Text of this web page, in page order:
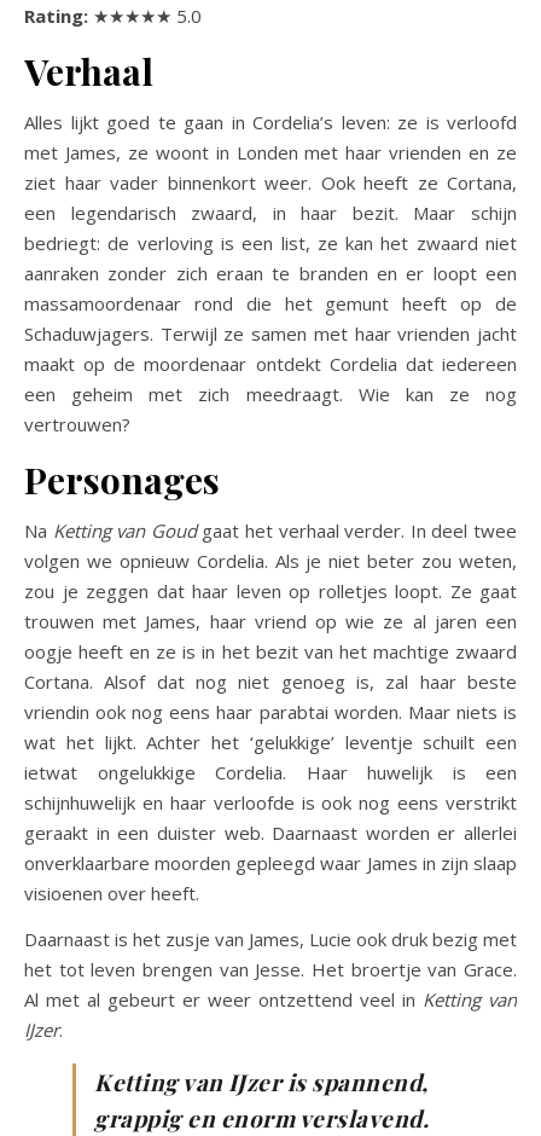
Rating: ★★★★★ 5.0
Verhaal
Alles lijkt goed te gaan in Cordelia’s leven: ze is verloofd
met James, ze woont in Londen met haar vrienden en ze
ziet haar vader binnenkort weer. Ook heeft ze Cortana,
een legendarisch zwaard, in haar bezit. Maar schijn
bedriegt: de verloving is een list, ze kan het zwaard niet
aanraken zonder zich eraan te branden en er loopt een
massamoordenaar rond die het gemunt heeft op de
Schaduwjagers. Terwijl ze samen met haar vrienden jacht
maakt op de moordenaar ontdekt Cordelia dat iedereen
een geheim met zich meedraagt. Wie kan ze nog
vertrouwen?
Personages
Na Ketting van Goudgaat het verhaal verder. In deel twee
volgen we opnieuw Cordelia. Als je niet beter zou weten,
zou je zeggen dat haar leven op rolletjes loopt. Ze gaat
trouwen met James, haar vriend op wie ze al jaren een
oogje heeft en ze is in het bezit van het machtige zwaard
Cortana. Alsof dat nog niet genoeg is, zal haar beste
vriendin ook nog eens haar parabtai worden. Maar niets is
wat het lijkt. Achter het ‘gelukkige’ leventje schuilt een
ietwat ongelukkige Cordelia. Haar huwelijk is een
schijnhuwelijk en haar verloofde is ook nog eens verstrikt
geraakt in een duister web. Daarnaast worden er allerlei
onverklaarbare moorden gepleegd waar James in zijn slaap
visioenen over heeft.
Daarnaast is het zusje van James, Lucie ook druk bezig met
het tot leven brengen van Jesse. Het broertje van Grace.
Al met al gebeurt er weer ontzettend veel in Ketting van
IJzer.
Ketting van IJzer is spannend,
grappig en enorm verslavend.